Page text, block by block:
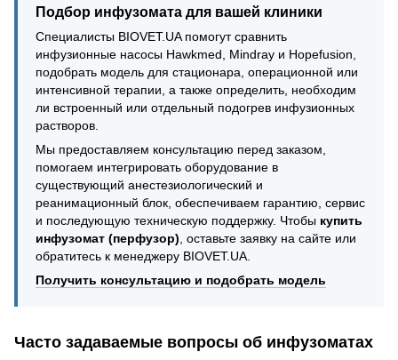
Подбор инфузомата для вашей клиники
Специалисты BIOVET.UA помогут сравнить
инфузионные насосы Hawkmed, Mindray и Hopefusion,
подобрать модель для стационара, операционной или
интенсивной терапии, а также определить, необходим
ли встроенный или отдельный подогрев инфузионных
растворов.
Мы предоставляем консультацию перед заказом,
помогаем интегрировать оборудование в
существующий анестезиологический и
реанимационный блок, обеспечиваем гарантию, сервис
и последующую техническую поддержку. Чтобы купить
инфузомат (перфузор) , оставьте заявку на сайте или
обратитесь к менеджеру BIOVET.UA.
Получить консультацию и подобрать модель
Часто задаваемые вопросы об инфузоматах